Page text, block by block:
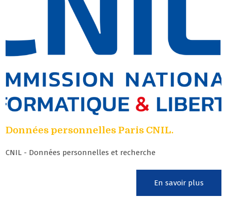
Données personnelles Paris CNIL.
CNIL - Données personnelles et recherche
En savoir plus